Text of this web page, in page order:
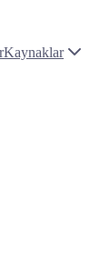
Kaynaklar